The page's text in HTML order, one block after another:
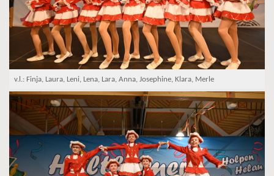
v.l.: Finja, Laura, Leni, Lena, Lara, Anna, Josephine, Klara, Merle